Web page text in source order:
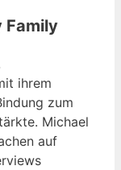
Family
ihrem
zum
Michael
auf